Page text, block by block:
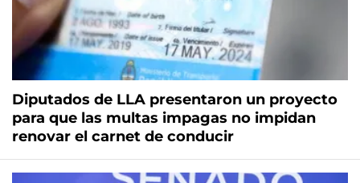
Diputados de LLA presentaron un proyecto
para que las multas impagas no impidan
renovar el carnet de conducir